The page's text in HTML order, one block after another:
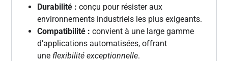
Durabilité : conçu pour résister aux
environnements industriels les plus exigeants.
Compatibilité : convient à une large gamme
d’applications automatisées, offrant
une flexibilité exceptionnelle.